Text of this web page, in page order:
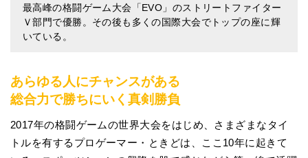
最高峰の格闘ゲーム大会「EVO」のストリートファイター
Ｖ部門で優勝。その後も多くの国際大会でトップの座に輝
いている。
あらゆる人にチャンスがある
総合力で勝ちにいく真剣勝負
2017年の格闘ゲームの世界大会をはじめ、さまざまなタイ
トルを有するプロゲーマー・ときどは、ここ10年に起きて